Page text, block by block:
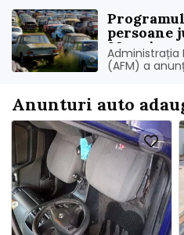
achitarea
suspendarea
persoane
29 mai
Administrația
(AFM) a
pe 27
epuizarea
ecotichete
Anunturi auto